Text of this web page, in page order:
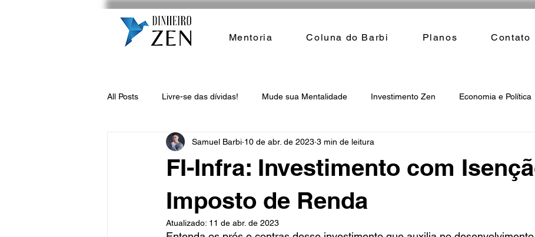
Mentoria Coluna do Barbi Planos Contato
All Posts Livre-se das dívidas! Mude sua Mentalidade Investimento Zen Economia e Política
FI-Infra: Investimento com
Imposto de Renda
Samuel Barbi 10 de abr. de 2023 3 min de leitura
Atualizado: 11 de abr. de 2023